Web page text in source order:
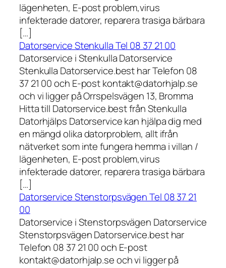
lägenheten, E-post problem,virus
infekterade datorer, reparera trasiga bärbara
[…]
Datorservice Stenkulla Tel 08 37 21 00
Datorservice i Stenkulla Datorservice
Stenkulla Datorservice.best har Telefon 08
37 21 00 och E-post kontakt@datorhjalp.se
och vi ligger på Orrspelsvägen 13, Bromma
Hitta till Datorservice.best från Stenkulla
Datorhjälps Datorservice kan hjälpa dig med
en mängd olika datorproblem, allt ifrån
nätverket som inte fungera hemma i villan /
lägenheten, E-post problem,virus
infekterade datorer, reparera trasiga bärbara
[…]
Datorservice Stenstorpsvägen Tel 08 37 21
00
Datorservice i Stenstorpsvägen Datorservice
Stenstorpsvägen Datorservice.best har
Telefon 08 37 21 00 och E-post
kontakt@datorhjalp.se och vi ligger på